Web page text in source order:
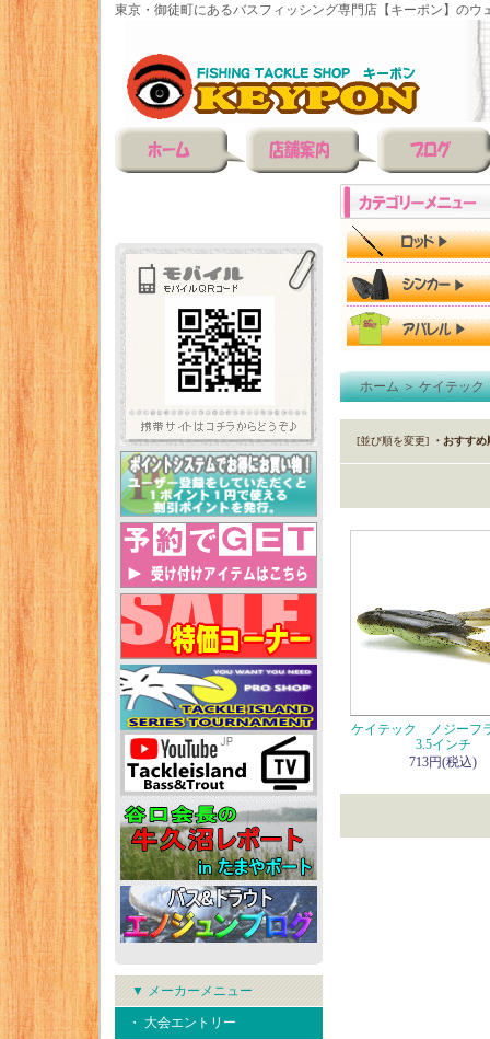
東京・御徒町にあるバスフィッシング専門店【キーポン】のウ
▼ メーカーメニュー
・ 大会エントリー
ホーム＞ケイテック
[並び順を変更] ・おすすめ
ケイテック ノジーフ
3.5インチ
713円(税込)